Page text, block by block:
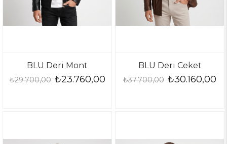
BLU Deri Mont
₺23.760,00
₺29.700,00
BLU Deri Ceket
₺30.160,00
₺37.700,00